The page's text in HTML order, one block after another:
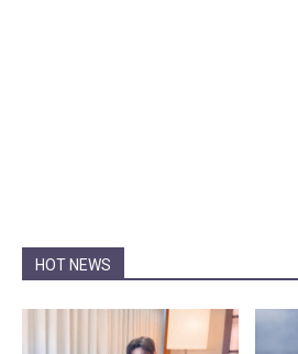
HOT NEWS